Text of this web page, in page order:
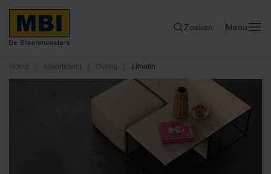
Zoeken Menu
Home / Assortiment / Overig / Lithofin